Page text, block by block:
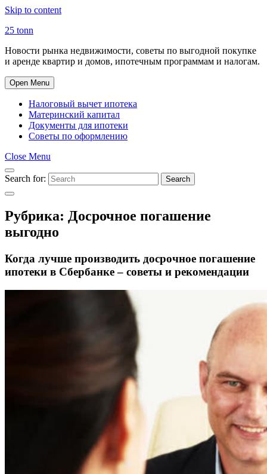
Skip to content
25 tonn
Новости рынка недвижимости, советы по выгодной покупке
и аренде квартир и домов, ипотечным программам и налогам.
Open Menu
Налоговый вычет ипотека
Материнский капитал
Документы для ипотеки
Советы по оформлению
Close Menu
Search for: Search
Рубрика: Досрочное погашение
выгодно
Когда лучше производить досрочное погашение
ипотеки в Сбербанке – советы и рекомендации